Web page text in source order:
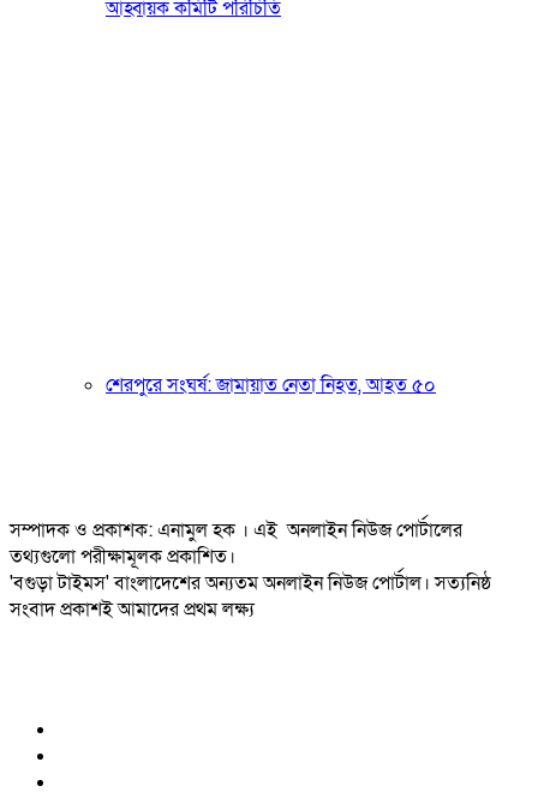
আহ্বায়ক কমিটি পরিচিতি
শেরপুরে সংঘর্ষ: জামায়াত নেতা নিহত, আহত ৫০
সম্পাদক ও প্রকাশক: এনামুল হক । এই অনলাইন নিউজ পোর্টালের
তথ্যগুলো পরীক্ষামূলক প্রকাশিত।
'বগুড়া টাইমস' বাংলাদেশের অন্যতম অনলাইন নিউজ পোর্টাল। সত্যনিষ্ঠ
সংবাদ প্রকাশই আমাদের প্রথম লক্ষ্য